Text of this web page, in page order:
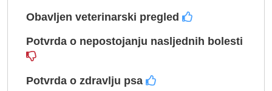
Obavljen veterinarski pregled
Potvrda o nepostojanju nasljednih bolesti
Potvrda o zdravlju psa